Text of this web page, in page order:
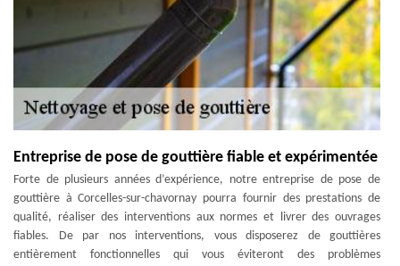
Entreprise de pose de gouttière fiable et expérimentée
Forte de plusieurs années d’expérience, notre entreprise de pose de
gouttière à Corcelles-sur-chavornay pourra fournir des prestations de
qualité, réaliser des interventions aux normes et livrer des ouvrages
fiables. De par nos interventions, vous disposerez de gouttières
entièrement fonctionnelles qui vous éviteront des problèmes